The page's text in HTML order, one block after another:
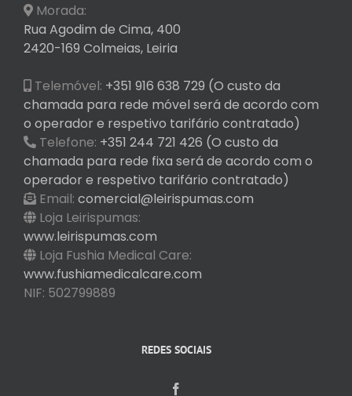
Morada:
Rua Agodim de Cima, 400
2420-169 Colmeias, Leiria
Telemóvel: +351 916 638 729 (O custo da
chamada para rede móvel será de acordo com
o operador e respetivo tarifário contratado)
Telefone: +351 244 721 426 (O custo da
chamada para rede fixa será de acordo com o
operador e respetivo tarifário contratado)
Email: comercial@leirispumas.com
Loja Leirispumas:
www.leirispumas.com
Loja Fushia Medical Care:
www.fushiamedicalcare.com
NIF: 502799889
REDES SOCIAIS